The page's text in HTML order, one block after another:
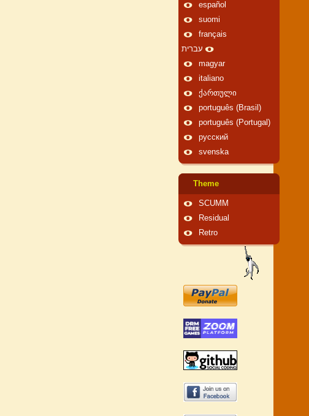
español
suomi
français
עברית
magyar
italiano
ქართული
português (Brasil)
português (Portugal)
русский
svenska
Theme
SCUMM
Residual
Retro